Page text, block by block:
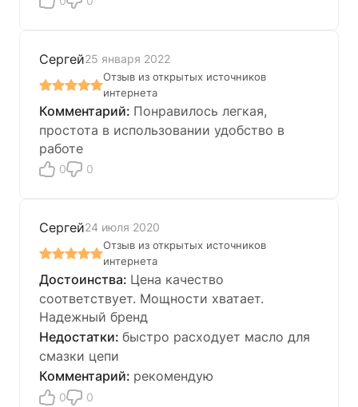
Сергей25 января 2022
Отзыв из открытых источников
интернета
Понравилось легкая,
простота в использовании удобство в
работе
0 0
Сергей24 июля 2020
Отзыв из открытых источников
интернета
Цена качество
соответствует. Мощности хватает.
Надежный бренд
быстро расходует масло для
смазки цепи
рекомендую
0 0